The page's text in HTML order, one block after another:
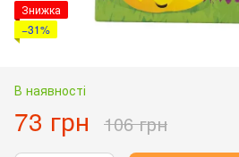
Знижка
−31%
В наявності
73 грн 106 грн